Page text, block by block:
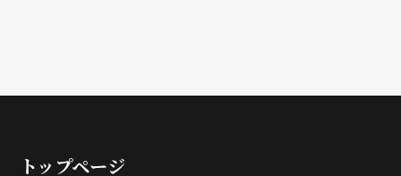
トップページ